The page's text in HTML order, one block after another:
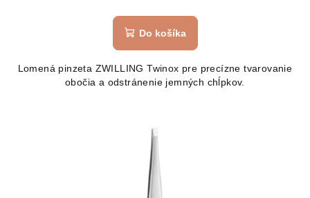
Do košíka
Lomená pinzeta ZWILLING Twinox pre precízne tvarovanie
obočia a odstránenie jemných chĺpkov.